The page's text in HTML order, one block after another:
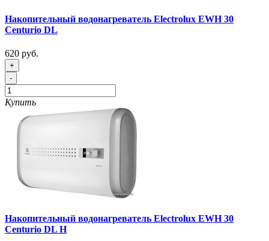
Накопительный водонагреватель Electrolux EWH 30
Centurio DL
620 руб.
+
-
Купить
Накопительный водонагреватель Electrolux EWH 30
Centurio DL H